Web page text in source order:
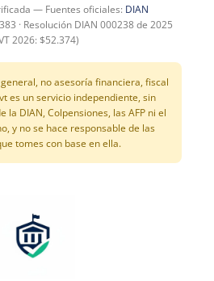
— Fuentes oficiales: DIAN
· Resolución DIAN 000238 de 2025
2026: $52.374)
no asesoría financiera, fiscal
es un servicio independiente, sin
la DIAN, Colpensiones, las AFP ni el
y no se hace responsable de las
tomes con base en ella.